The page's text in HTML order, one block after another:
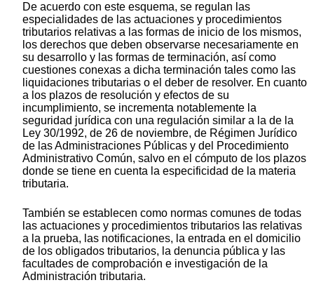
De acuerdo con este esquema, se regulan las
especialidades de las actuaciones y procedimientos
tributarios relativas a las formas de inicio de los mismos,
los derechos que deben observarse necesariamente en
su desarrollo y las formas de terminación, así como
cuestiones conexas a dicha terminación tales como las
liquidaciones tributarias o el deber de resolver. En cuanto
a los plazos de resolución y efectos de su
incumplimiento, se incrementa notablemente la
seguridad jurídica con una regulación similar a la de la
Ley 30/1992, de 26 de noviembre, de Régimen Jurídico
de las Administraciones Públicas y del Procedimiento
Administrativo Común, salvo en el cómputo de los plazos
donde se tiene en cuenta la especificidad de la materia
tributaria.
También se establecen como normas comunes de todas
las actuaciones y procedimientos tributarios las relativas
a la prueba, las notificaciones, la entrada en el domicilio
de los obligados tributarios, la denuncia pública y las
facultades de comprobación e investigación de la
Administración tributaria.